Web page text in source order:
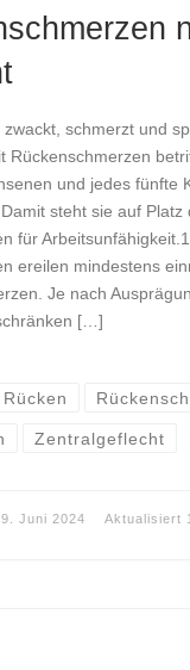
zwackt, schmerzt und
Rückenschmerzen
und jedes fünfte
steht sie auf Platz
für
ereilen mindestens
Je nach
[…]
Rücken
Zentralgeflecht
Juni 2024 Aktualisiert